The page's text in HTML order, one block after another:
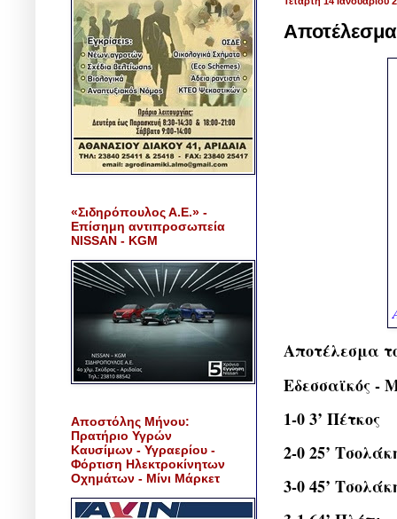
Αποτέλεσμα
Εδεσσαϊκός -
1-0 3’ Πέτκος
2-0 25’
3-0 45’
«Σιδηρόπουλος Α.Ε.» -
Επίσημη αντιπροσωπεία
NISSAN - KGM
Αποστόλης Μήνου:
Πρατήριο Υγρών
Καυσίμων - Υγραερίου -
Φόρτιση Ηλεκτροκίνητων
Οχημάτων - Μίνι Μάρκετ